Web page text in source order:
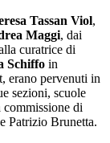
Tassan Viol,
Maggi, dai
curatrice di
Schiffo in
erano pervenuti in
sezioni, scuole
commissione di
Patrizio Brunetta.